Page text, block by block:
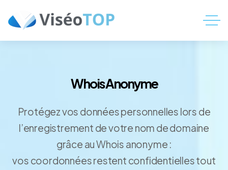
Whois Anonyme
Protégez vos données personnelles lors de
l’enregistrement de votre nom de domaine
grâce au Whois anonyme :
vos coordonnées restent confidentielles tout